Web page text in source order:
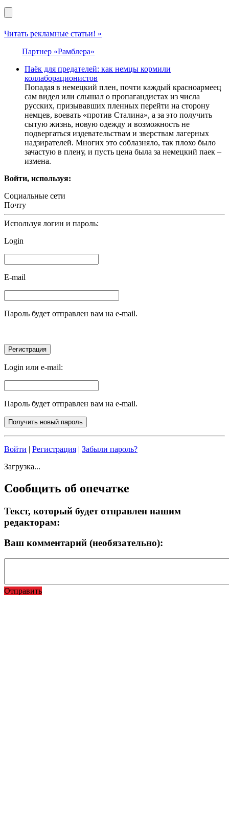
Читать рекламные статьи! »
Партнер «Рамблера»
Паёк для предателей: как немцы кормили
коллаборационистов
Попадая в немецкий плен, почти каждый красноармеец
сам видел или слышал о пропагандистах из числа
русских, призывавших пленных перейти на сторону
немцев, воевать «против Сталина», а за это получить
сытую жизнь, новую одежду и возможность не
подвергаться издевательствам и зверствам лагерных
надзирателей. Многих это соблазняло, так плохо было
зачастую в плену, и пусть цена была за немецкий паек –
измена.
Войти, используя:
Социальные сети
Почту
Используя логин и пароль:
Login
E-mail
Пароль будет отправлен вам на e-mail.
Login или e-mail:
Пароль будет отправлен вам на e-mail.
Войти | Регистрация | Забыли пароль?
Загрузка...
Сообщить об опечатке
Текст, который будет отправлен нашим
редакторам:
Ваш комментарий (необязательно):
Отправить